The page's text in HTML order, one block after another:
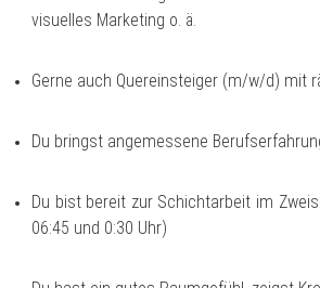
visuelles Marketing o. ä.
Gerne auch Quereinsteiger (m/w/d) mit
Du bringst angemessene
Du bist bereit zur Schichtarbeit im
06:45 und 0:30 Uhr)